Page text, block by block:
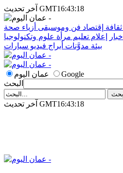
آخر تحديث GMT16:43:18
ثقافة إقتصاد فن وموسيقى أزياء صحة
أخبار إعلام تعليم مرأة علوم وتكنولوجيا
بيئة مدوَّنات أبراج فيديو سيارات
عمان اليوم
Google
البحث
آخر تحديث GMT16:43:18